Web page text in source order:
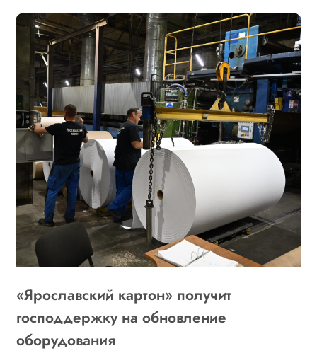
«Ярославский картон» получит
господдержку на обновление
оборудования